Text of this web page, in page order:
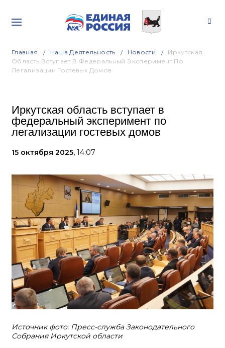
Главная Наша Деятельность Новости
Иркутская
Область Вступает В Федеральный Эксперимент По
Легализации Гостевых Домов
Иркутская область вступает в
федеральный эксперимент по
легализации гостевых домов
15 октября 2025, 14:07
Источник фото: Пресс-служба Законодательного
Собрания Иркутской области